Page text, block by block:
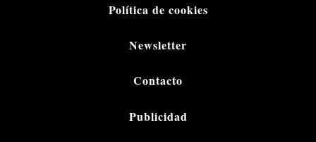
Política de cookies
Newsletter
Contacto
Publicidad